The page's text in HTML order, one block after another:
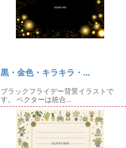
黒・金色・キラキラ・...
ブラックフライデー背景イラストで
す。 ベクターは統合...